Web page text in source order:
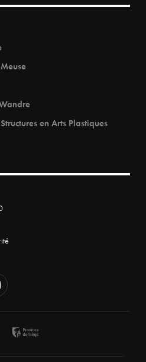
en Arts Plastiques